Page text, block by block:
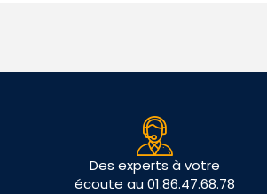
Des experts à votre
écoute au 01.86.47.68.78